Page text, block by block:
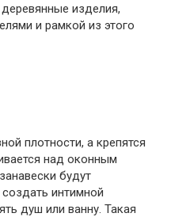
изделия,
и рамкой из этого
плотности, а крепятся
над оконным
будут
интимной
душ или ванну. Такая